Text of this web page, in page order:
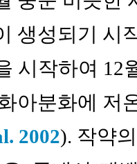
생성되기 시
시작하여 12
아분화에 저
2002). 작약